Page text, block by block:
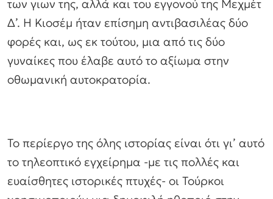
των γιων της, αλλά και του εγγονού της Μεχμέτ
Δ’. Η Κιοσέμ ήταν επίσημη αντιβασιλέας δύο
φορές και, ως εκ τούτου, μια από τις δύο
γυναίκες που έλαβε αυτό το αξίωμα στην
οθωμανική αυτοκρατορία.
Το περίεργο της όλης ιστορίας είναι ότι γι’ αυτό
το τηλεοπτικό εγχείρημα -με τις πολλές και
ευαίσθητες ιστορικές πτυχές- οι Τούρκοι